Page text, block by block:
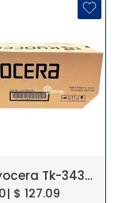
Toner Kyocera Tk-3432 Ecosys Ma5500Ifx, Pa5500X
| $ 127.09